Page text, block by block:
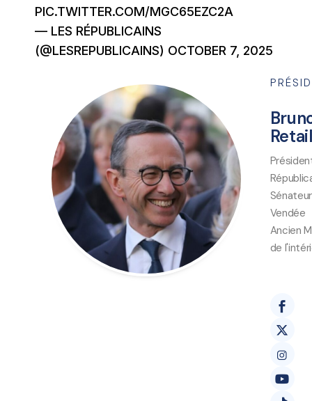
PIC.TWITTER.COM/MGC65EZC2A
— LES RÉPUBLICAINS
(@LESREPUBLICAINS) OCTOBER 7, 2025
Vendée
Ancien
de